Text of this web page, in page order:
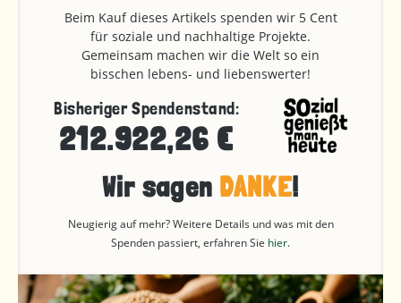
Beim Kauf dieses Artikels spenden wir 5 Cent
für soziale und nachhaltige Projekte.
Gemeinsam machen wir die Welt so ein
bisschen lebens- und liebenswerter!
Bisheriger Spendenstand:
212.922,26 €
Wir sagen DANKE!
Neugierig auf mehr? Weitere Details und was mit den
Spenden passiert, erfahren Sie hier.